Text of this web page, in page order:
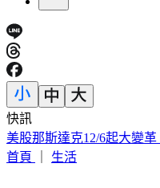
快訊
幼兒園工地不慎活埋雇主
首頁
生活